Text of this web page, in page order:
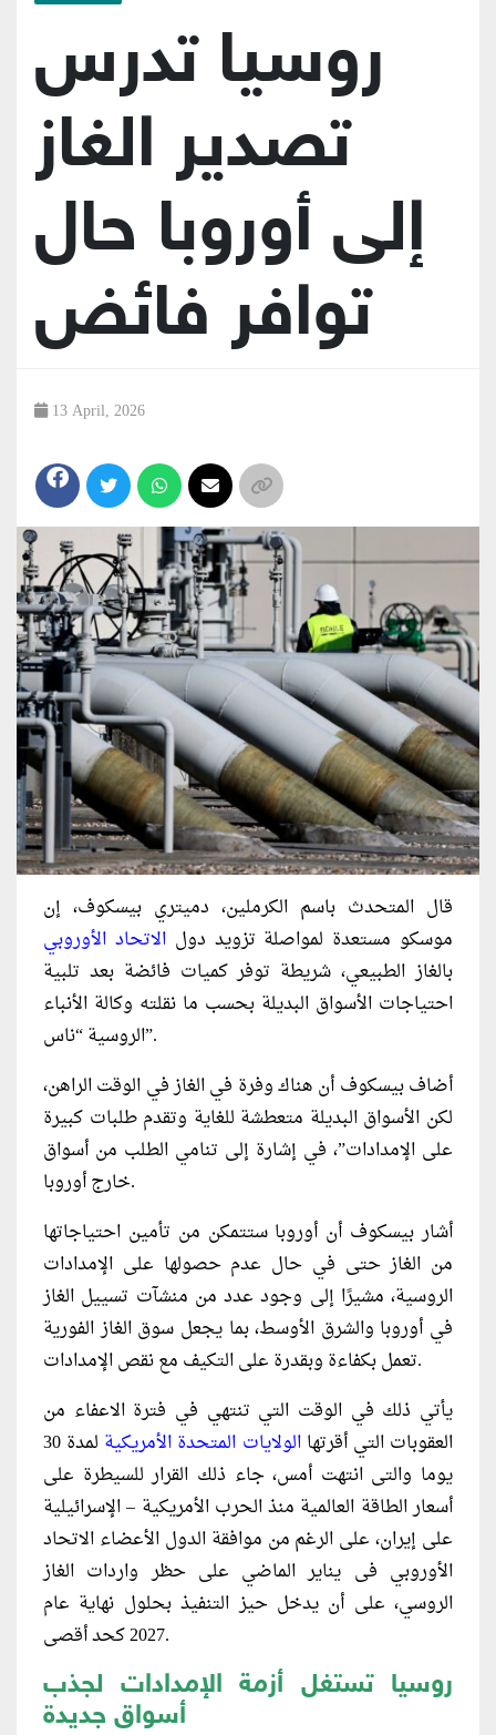
روسيا تدرس
تصدير الغاز
إلى أوروبا حال
توافر فائض
13 April, 2026
قال المتحدث باسم الكرملين، دميتري بيسكوف، إن
موسكو مستعدة لمواصلة تزويد دول الاتحاد الأوروبي
بالغاز الطبيعي، شريطة توفر كميات فائضة بعد تلبية
احتياجات الأسواق البديلة بحسب ما نقلته وكالة الأنباء
الروسية “ناس”.
أضاف بيسكوف أن هناك وفرة في الغاز في الوقت الراهن،
لكن الأسواق البديلة متعطشة للغاية وتقدم طلبات كبيرة
على الإمدادات”، في إشارة إلى تنامي الطلب من أسواق
خارج أوروبا.
أشار بيسكوف أن أوروبا ستتمكن من تأمين احتياجاتها
من الغاز حتى في حال عدم حصولها على الإمدادات
الروسية، مشيرًا إلى وجود عدد من منشآت تسييل الغاز
في أوروبا والشرق الأوسط، بما يجعل سوق الغاز الفورية
تعمل بكفاءة وبقدرة على التكيف مع نقص الإمدادات.
يأتي ذلك في الوقت التي تنتهي في فترة الاعفاء من
العقوبات التي أقرتهاالولايات المتحدة الأمريكية
لمدة 30
يوما والتى انتهت أمس، جاء ذلك القرار للسيطرة على
أسعار الطاقة العالمية منذ الحرب الأمريكية – الإسرائيلية
على إيران، على الرغم من موافقة الدول الأعضاء الاتحاد
الأوروبي فى يناير الماضي على حظر واردات الغاز
الروسي، على أن يدخل حيز التنفيذ بحلول نهاية عام
2027 كحد أقصى.
روسيا تستغل أزمة الإمدادات لجذب
أسواق جديدة